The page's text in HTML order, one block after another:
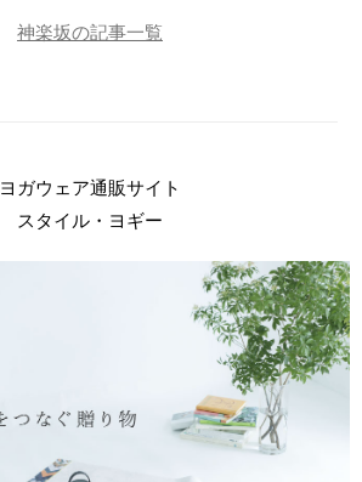
神楽坂の記事一覧
ヨガウェア通販サイト
スタイル・ヨギー